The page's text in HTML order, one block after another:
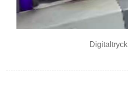
Digitaltryck